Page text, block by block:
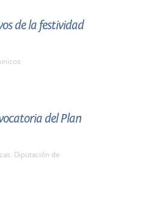
de la festividad
del Plan
Diputación de